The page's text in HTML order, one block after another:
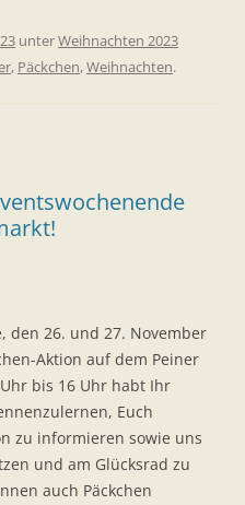
unterWeihnachten 2023
, Päckchen,Weihnachten.
den 26. und 27. November
Aktion auf dem Peiner
bis 16 Uhr habt Ihr
Euch
zu informieren sowie uns
und am Glücksrad zu
auch Päckchen